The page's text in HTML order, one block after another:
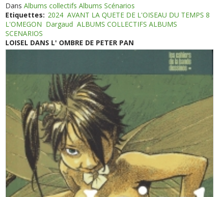
DansAlbums collectifs Albums Scénarios
Etiquettes: 2024 AVANT LA QUETE DE L'OISEAU DU TEMPS 8
L'OMEGON Dargaud ALBUMS COLLECTIFS ALBUMS
SCENARIOS
LOISEL DANS L' OMBRE DE PETER PAN